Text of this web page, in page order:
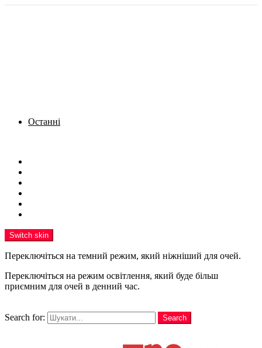
Останні
Switch skin
Переключіться на темний режим, який ніжніший для очей.
Переключіться на режим освітлення, який буде більш
приємним для очей в денний час.
Search for:
Search